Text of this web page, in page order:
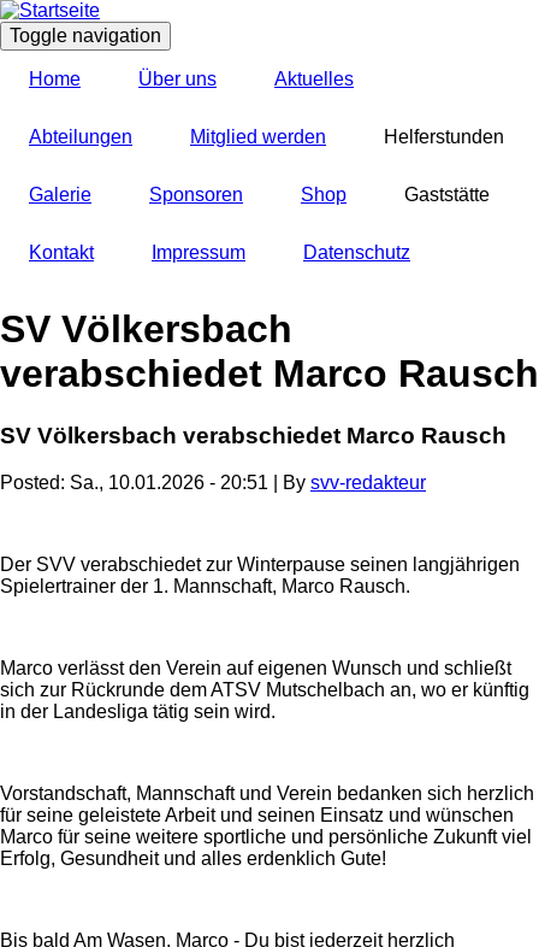
Direkt
zum
Inhalt
Toggle navigation
Home Über uns Aktuelles
Abteilungen Mitglied werden Helferstunden
Galerie Sponsoren Shop Gaststätte
Kontakt Impressum Datenschutz
SV Völkersbach
verabschiedet Marco Rausch
SV Völkersbach verabschiedet Marco Rausch
Posted: Sa., 10.01.2026 - 20:51 | By svv-redakteur
Der SVV verabschiedet zur Winterpause seinen langjährigen
Spielertrainer der 1. Mannschaft, Marco Rausch.
Marco verlässt den Verein auf eigenen Wunsch und schließt
sich zur Rückrunde dem ATSV Mutschelbach an, wo er künftig
in der Landesliga tätig sein wird.
Vorstandschaft, Mannschaft und Verein bedanken sich herzlich
für seine geleistete Arbeit und seinen Einsatz und wünschen
Marco für seine weitere sportliche und persönliche Zukunft viel
Erfolg, Gesundheit und alles erdenklich Gute!
Bis bald Am Wasen, Marco - Du bist jederzeit herzlich